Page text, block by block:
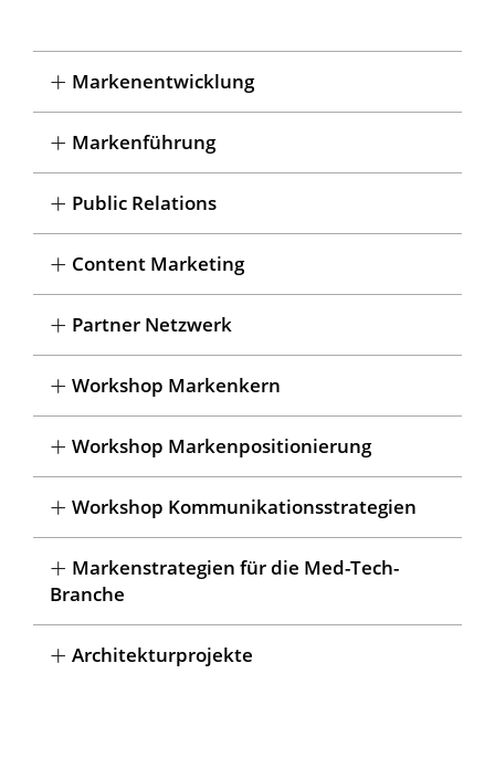
Markenentwicklung
Markenführung
Public Relations
Content Marketing
Partner Netzwerk
Workshop Markenkern
Workshop Markenpositionierung
Workshop Kommunikationsstrategien
Markenstrategien für die Med-Tech-
Branche
Architekturprojekte